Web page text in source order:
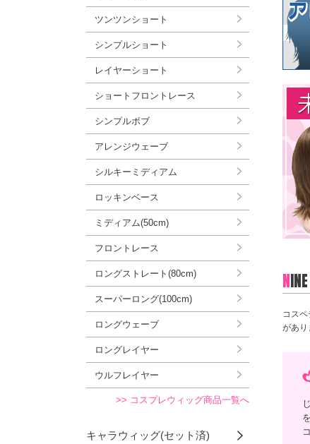
N
コス
があり
ツンツンショート
シンプルショート
レイヤーショート
ショートフロントレース
シンプルボブ
アレンジウェーブ
シルキーミディアム
ロッキンベース
ミディアム(50cm)
フロントレース
ロングストレート(80cm)
スーパーロング(100cm)
ロングウェーブ
ロングレイヤー
ウルフレイヤー
>> コスプレウィッグ商品一覧へ
キャラウィッグ(セット済)